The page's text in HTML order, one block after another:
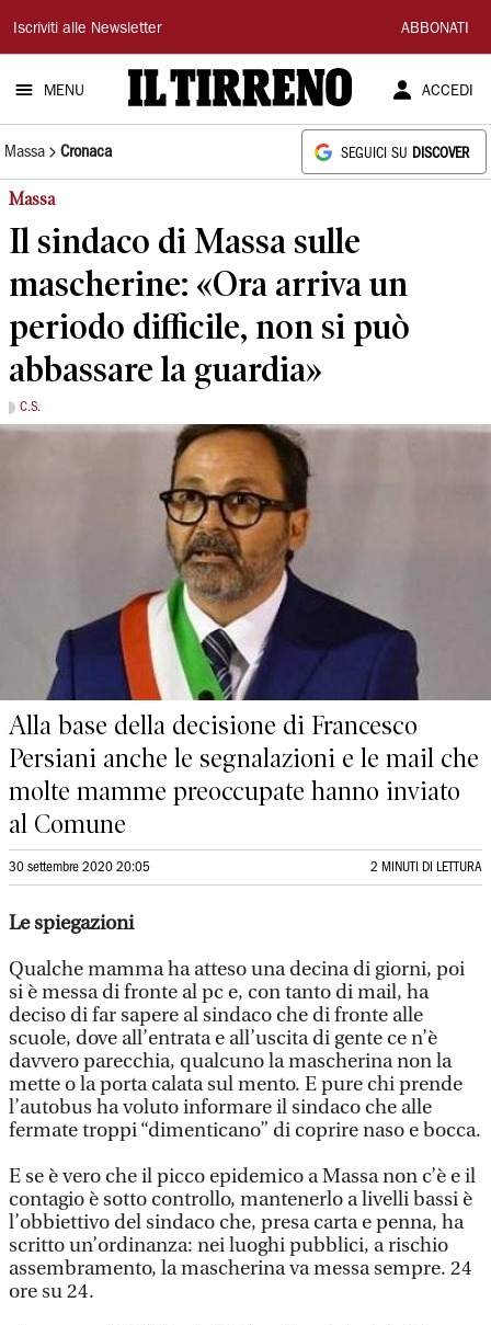
Il
Tirreno
Iscriviti alle Newsletter ABBONATI
MENU ACCEDI
Massa Cronaca SEGUICI SU DISCOVER
Massa
Il sindaco di Massa sulle
mascherine: «Ora arriva un
periodo difficile, non si può
abbassare la guardia»
C.S.
Alla base della decisione di Francesco
Persiani anche le segnalazioni e le mail che
molte mamme preoccupate hanno inviato
al Comune
30 settembre 2020 20:05 2 MINUTI DI LETTURA
Le spiegazioni
Qualche mamma ha atteso una decina di giorni, poi
si è messa di fronte al pc e, con tanto di mail, ha
deciso di far sapere al sindaco che di fronte alle
scuole, dove all’entrata e all’uscita di gente ce n’è
davvero parecchia, qualcuno la mascherina non la
mette o la porta calata sul mento. E pure chi prende
l’autobus ha voluto informare il sindaco che alle
fermate troppi “dimenticano” di coprire naso e bocca.
E se è vero che il picco epidemico a Massa non c’è e il
contagio è sotto controllo, mantenerlo a livelli bassi è
l’obbiettivo del sindaco che, presa carta e penna, ha
scritto un’ordinanza: nei luoghi pubblici, a rischio
assembramento, la mascherina va messa sempre. 24
ore su 24.